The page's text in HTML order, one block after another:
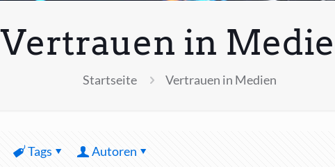
Vertrauen in
Startseite Vertrauen in Medien
Tags Autoren